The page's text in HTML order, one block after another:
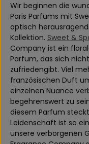
Wir beginnen die
Paris Parfums mit
optisch
Kollektion. Sweet &
Company ist ein
Parfum, das sich
zufriedengibt. Viel
französischen Duft
einzelnen Nuance
begehrenswert zu
diesem Parfum
Leidenschaft ist so
unsere verborgenen